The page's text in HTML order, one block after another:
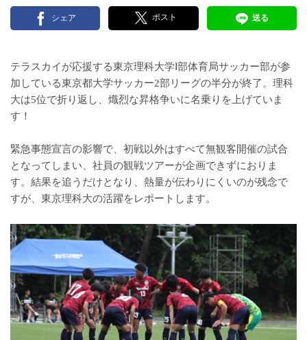
シェア ポスト 送る
テラスカイが応援する東京理科大学Ⅰ部体育局サッカー部が参
加している東京都大学サッカー2部リーグの半分が終了。理科
大は5位で折り返し、熾烈な昇格争いに名乗りを上げていま
す！
緊急事態宣言の影響で、初戦以外はすべて無観客開催の試合
となってしまい、社員の観戦ツアーが企画できずにおりま
す。結果を追うだけとなり、熱量が伝わりにくいのが残念で
すが、東京理科大の活躍をレポートします。